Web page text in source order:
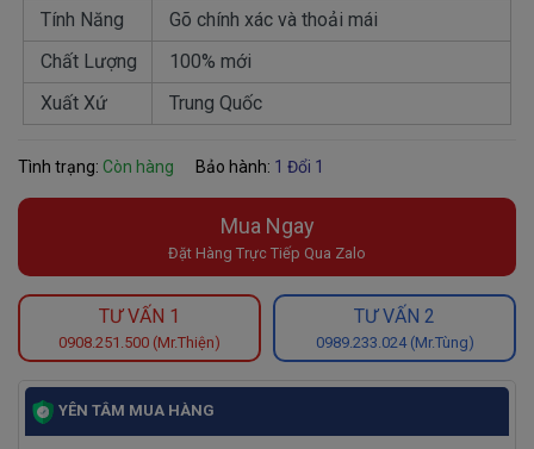
Tính Năng
Gõ chính xác và thoải mái
Chất Lượng
100% mới
Xuất Xứ
Trung Quốc
Tình trạng: Còn hàng Bảo hành: 1 Đổi 1
Mua Ngay
Đặt Hàng Trực Tiếp Qua Zalo
TƯ VẤN 1
0908.251.500 (Mr.Thiện)
TƯ VẤN 2
0989.233.024 (Mr.Tùng)
YÊN TÂM MUA HÀNG